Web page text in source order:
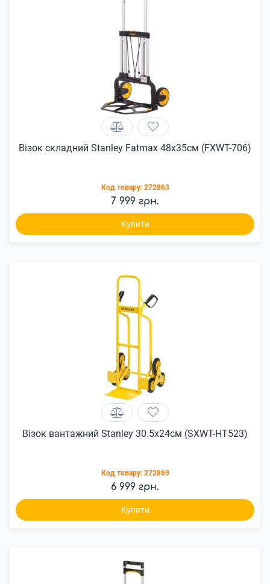
Візок складний Stanley Fatmax 48x35см (FXWT-706)
Код товару: 272863
7 999 грн.
Купити
Візок вантажний Stanley 30.5x24см (SXWT-HT523)
Код товару: 272869
6 999 грн.
Купити